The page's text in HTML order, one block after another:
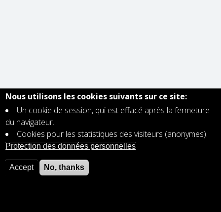
Nous utilisons les cookies suivants sur ce site:
Un cookie de session, qui est effacé après la fermeture
du navigateur.
Cookies pour les statistiques des visiteurs (anonymes).
Protection des données personnelles
Accept No, thanks